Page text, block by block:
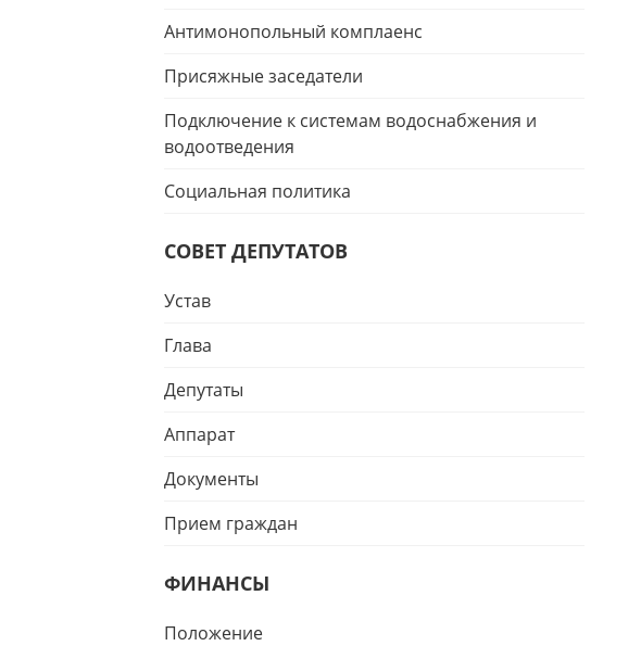
Антимонопольный комплаенс
Присяжные заседатели
Подключение к системам водоснабжения и
водоотведения
Социальная политика
СОВЕТ ДЕПУТАТОВ
Устав
Глава
Депутаты
Аппарат
Документы
Прием граждан
ФИНАНСЫ
Положение